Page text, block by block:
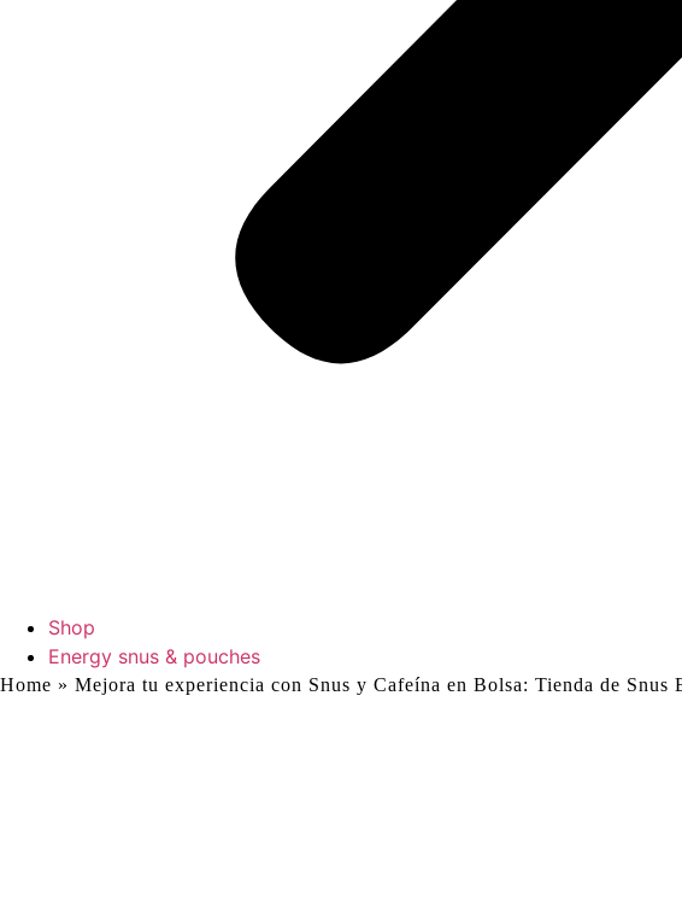
Shop
Energy snus & pouches
Home » Mejora tu experiencia con Snus y Cafeína en Bolsa: Tienda de Snus